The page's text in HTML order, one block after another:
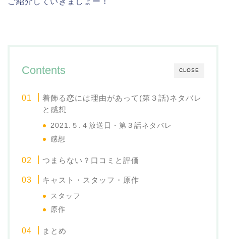
CLOSE
Contents
着飾る恋には理由があって(第３話)ネタバレ
と感想
2021.５.４放送日・第３話ネタバレ
感想
つまらない？口コミと評価
キャスト・スタッフ・原作
スタッフ
原作
まとめ